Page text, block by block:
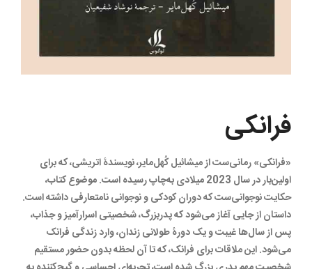
فرانکی
«فرانکی» رمانی‌ست از میشائیل کُهل‌مایر، نویسندۀ اتریشی، که برای
اولین‌بار در سال 2023 میلادی به‌چاپ رسیده است. موضوع کتاب،
حکایت نوجوانی‌ست که دوران کودکی و نوجوانی نامتعارفی داشته است.
داستان از جایی آغاز می‌شود که پدربزرگ، شخصیتی اسرارآمیز و جذاب،
پس از سال‌ها غیبت و یک دورۀ طولانی زندان، وارد زندگی فرانک
می‌شود. این ملاقات برای فرانک، که تا آن لحظه بدون حضور مستقیم